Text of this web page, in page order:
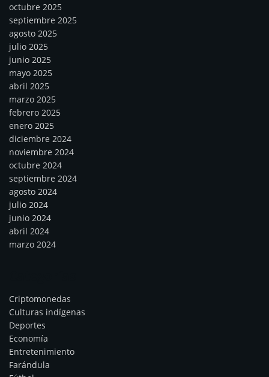
octubre 2025
septiembre 2025
agosto 2025
julio 2025
junio 2025
mayo 2025
abril 2025
marzo 2025
febrero 2025
enero 2025
diciembre 2024
noviembre 2024
octubre 2024
septiembre 2024
agosto 2024
julio 2024
junio 2024
abril 2024
marzo 2024
Criptomonedas
Culturas indígenas
Deportes
Economía
Entretenimiento
Farándula